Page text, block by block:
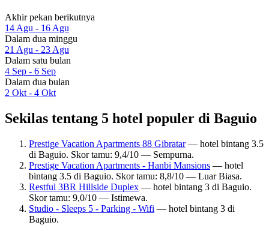
Akhir pekan berikutnya
14 Agu - 16 Agu
Dalam dua minggu
21 Agu - 23 Agu
Dalam satu bulan
4 Sep - 6 Sep
Dalam dua bulan
2 Okt - 4 Okt
Sekilas tentang 5 hotel populer di Baguio
Prestige Vacation Apartments 88 Gibratar— hotel bintang 3.5
di Baguio. Skor tamu: 9,4/10 — Sempurna.
Prestige Vacation Apartments - Hanbi Mansions — hotel
bintang 3.5 di Baguio. Skor tamu: 8,8/10 — Luar Biasa.
Restful 3BR Hillside Duplex — hotel bintang 3 di Baguio.
Skor tamu: 9,0/10 — Istimewa.
Studio - Sleeps 5 - Parking - Wifi — hotel bintang 3 di
Baguio.